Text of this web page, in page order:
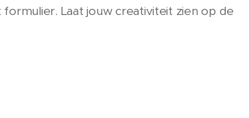
Laat jouw creativiteit zien op de